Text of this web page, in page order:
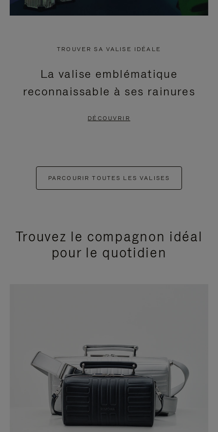
TROUVER SA VALISE IDÉALE
La valise emblématique
reconnaissable à ses rainures
DÉCOUVRIR
PARCOURIR TOUTES LES VALISES
Trouvez le compagnon idéal
pour le quotidien